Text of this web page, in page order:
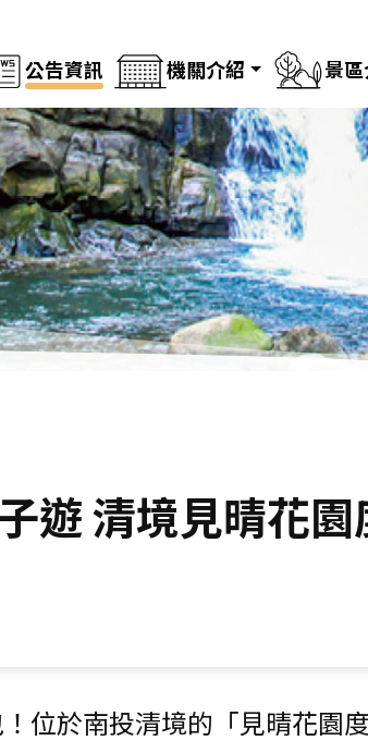
公告資訊 機關介紹 景
遊 清境見晴花
位於南投清境的「見晴花園